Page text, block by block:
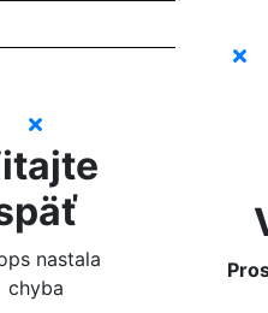
nastala
chyba